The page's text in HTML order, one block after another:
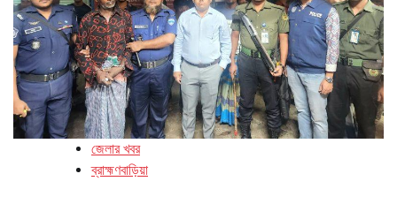
জেলার খবর
ব্রাহ্মণবাড়িয়া